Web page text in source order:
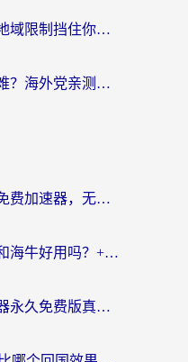
海外怎么看动漫？别让地域限制挡住你的追番快乐
腾讯视频海外版权解锁难？海外党亲测：选对回国加速器，追剧观影零障碍
海外党必看：如何选对免费加速器，无缝访问国内资源不踩坑？
海外党必看：雷神手游和海牛好用吗？+3款热门加速器实测对比，附番茄加速器无缝回国指南
海外党必看：应用加速器永久免费版真的存在吗？教你选对回国加速器无缝刷国内资源